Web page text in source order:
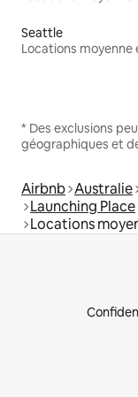
Seattle
* Des exclusions
géographiques et
Airbnb Australie
Launching Place
Locations